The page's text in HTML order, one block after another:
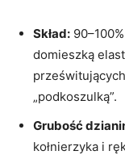
Skład:
domieszką
„podkoszulką”.
Grubość
kołnierzyka i